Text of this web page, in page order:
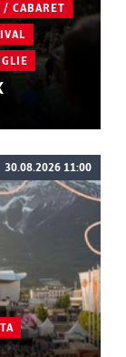
/ CABARET
30.08.2026 11:00